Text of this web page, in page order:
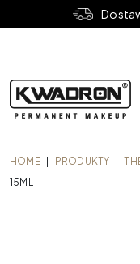
HOME PRODUKTY
15ML